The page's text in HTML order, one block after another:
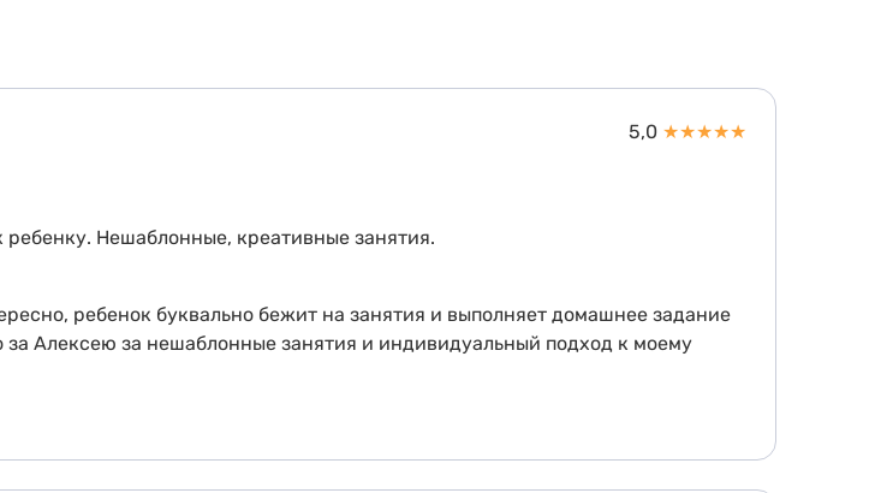
5,0 ★★★★★
Нешаблонные, креативные занятия.
ребенок буквально бежит на занятия и выполняет домашнее задание
Алексею за нешаблонные занятия и индивидуальный подход к моему